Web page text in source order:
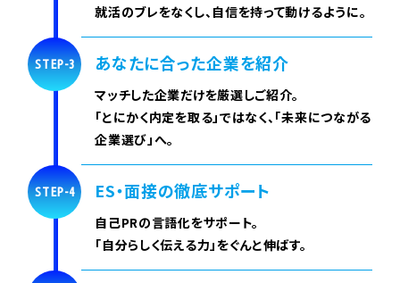
就活のブレをなくし、自信を持って動けるように。
STEP-3 あなたに合った企業を紹介
マッチした企業だけを厳選しご紹介。
「とにかく内定を取る」ではなく、「未来につながる
企業選び」へ。
STEP-4 ES・面接の徹底サポート
自己PRの言語化をサポート。
「自分らしく伝える力」をぐんと伸ばす。